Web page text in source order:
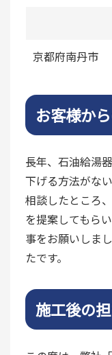
京都府南丹市
お客様か
長年、石油給湯
下げる方法がな
相談したところ
を提案してもら
事をお願いしま
たです。
施工後の